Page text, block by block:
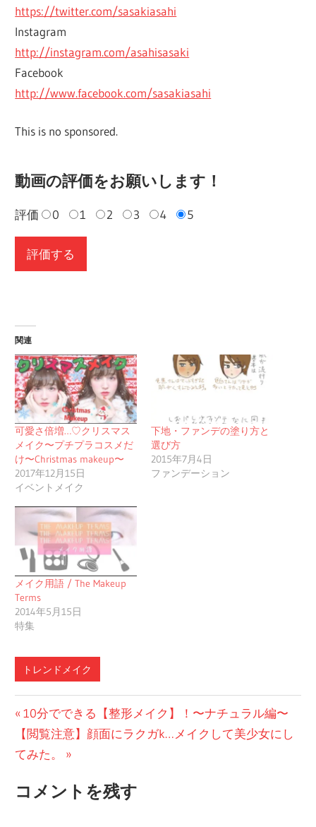
https://twitter.com/sasakiasahi
Instagram
http://instagram.com/asahisasaki
Facebook
http://www.facebook.com/sasakiasahi
This is no sponsored.
動画の評価をお願いします！
評価 0 1 2 3 4 5
関連
可愛さ倍増…♡クリスマス
メイク〜プチプラコスメだ
け〜Christmas makeup〜
2017年12月15日
イベントメイク
下地・ファンデの塗り方と
選び方
2015年7月4日
ファンデーション
メイク用語 / The Makeup
Terms
2014年5月15日
特集
トレンドメイク
投
稿
ビ
前
の
投
10分でできる【整形メイク】！〜ナチュラル編〜
次
の
稿:
【閲覧注意】顔面にラクガk…メイクして美少女にし
てみた。
コメントを残す